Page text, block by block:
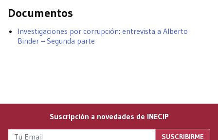
Documentos
Investigaciones por corrupción: entrevista a Alberto
Binder – Segunda parte
Suscripción a novedades de INECIP